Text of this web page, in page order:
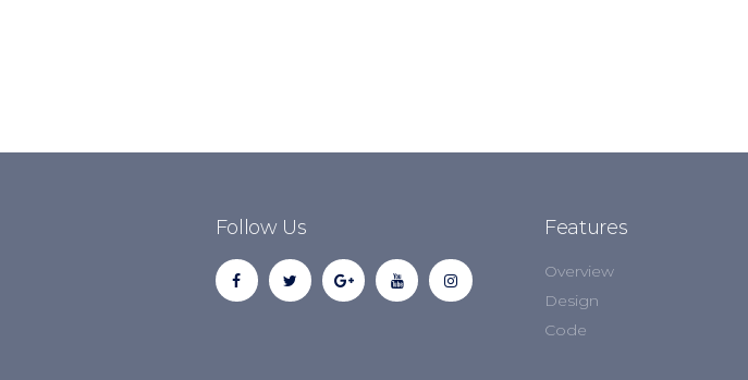
Follow Us Features
Overview
Design
Code